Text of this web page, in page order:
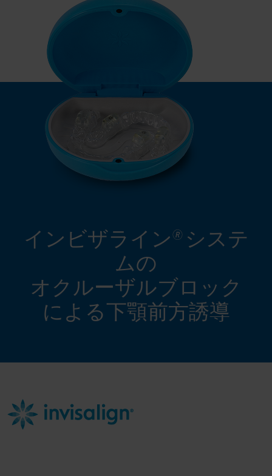
インビザライン 🄬 システ
ムの
オクルーザルブロック
による下顎前方誘導